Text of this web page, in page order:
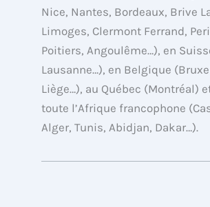
t
e
r
i
n
e
Nice, Nantes, Bordeaux, Brive
Limoges, Clermont Ferrand,
Poitiers, Angoulême…), en
Lausanne…), en Belgique
Liège…), au Québec (Montréal)
toute l’Afrique francophone
Alger, Tunis, Abidjan, Dakar…).